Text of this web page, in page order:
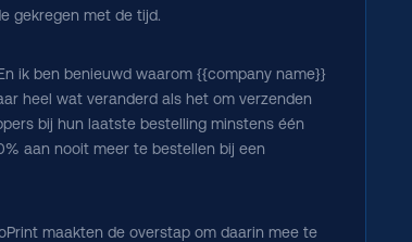
gekregen met de tijd.
ik ben benieuwd waarom {{company name}}
heel wat veranderd als het om verzenden
bij hun laatste bestelling minstens één
aan nooit meer te bestellen bij een
maakten de overstap om daarin mee te